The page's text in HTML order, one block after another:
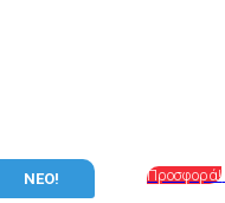
ΝΕΟ! Προσφορά!